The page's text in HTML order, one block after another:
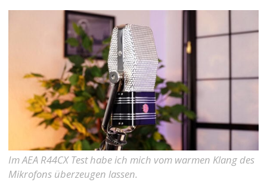
Im AEA R44CX Test habe ich mich vom warmen Klang des
Mikrofons überzeugen lassen.